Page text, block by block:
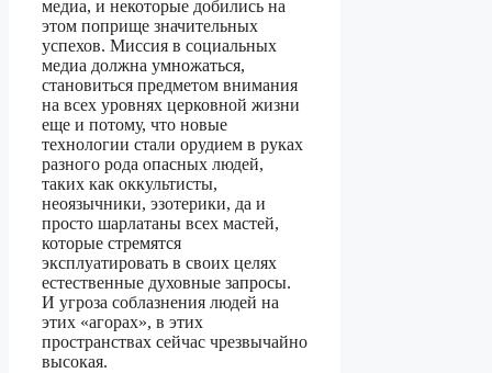
медиа, и некоторые добились на
этом поприще значительных
успехов. Миссия в социальных
медиа должна умножаться,
становиться предметом внимания
на всех уровнях церковной жизни
еще и потому, что новые
технологии стали орудием в руках
разного рода опасных людей,
таких как оккультисты,
неоязычники, эзотерики, да и
просто шарлатаны всех мастей,
которые стремятся
эксплуатировать в своих целях
естественные духовные запросы.
И угроза соблазнения людей на
этих «агорах», в этих
пространствах сейчас чрезвычайно
высокая.